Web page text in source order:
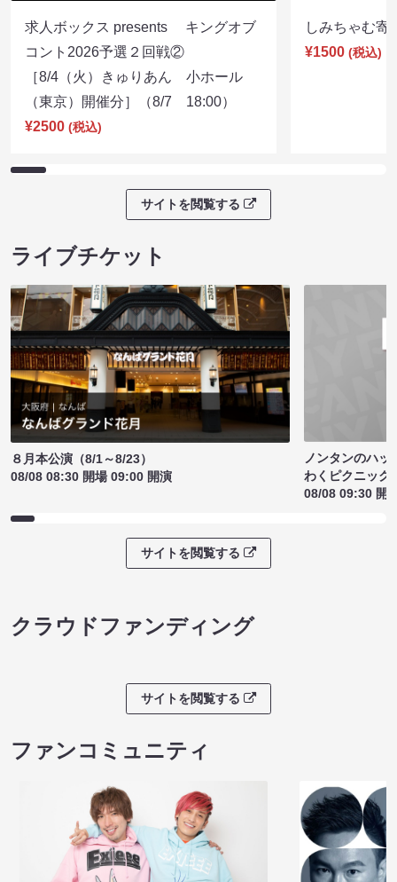
求人ボックス presents キングオブ
コント2026予選２回戦②
［8/4（火）きゅりあん 小ホール
（東京）開催分］（8/7 18:00）
¥2500 (税込)
しみちゃむ
¥1500 (税込)
サイトを閲覧する
ライブチケット
８月本公演（8/1～8/23）
08/08 08:30 開場 09:00 開演
ノンタンのハッ
わくピクニック
08/08 09:30 開
サイトを閲覧する
クラウドファンディング
サイトを閲覧する
ファンコミュニティ